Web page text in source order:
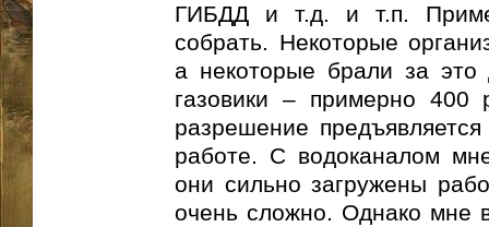
ГИБДД и т.д. и т.п.
собрать. Некоторые
а некоторые брали за это
газовики – примерно 400
разрешение
работе. С водоканалом
они сильно загружены
очень сложно. Однако мне